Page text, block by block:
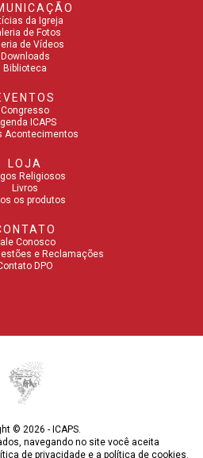
da Igreja
de Fotos
de Vídeos
Downloads
Biblioteca
Congresso
ICAPS
Acontecimentos
LOJA
Religiosos
Livros
os produtos
Conosco
e Reclamações
DPO
© 2026 - ICAPS.
navegando no site você aceita
de privacidade e apolítica de cookies